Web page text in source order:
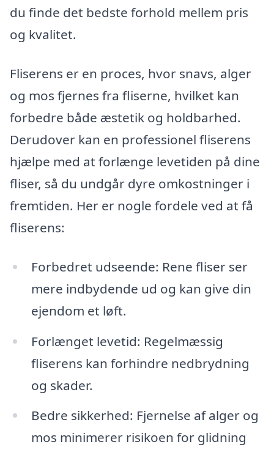
du finde det bedste forhold mellem pris
og kvalitet.
Fliserens er en proces, hvor snavs, alger
og mos fjernes fra fliserne, hvilket kan
forbedre både æstetik og holdbarhed.
Derudover kan en professionel fliserens
hjælpe med at forlænge levetiden på dine
fliser, så du undgår dyre omkostninger i
fremtiden. Her er nogle fordele ved at få
fliserens:
Forbedret udseende: Rene fliser ser
mere indbydende ud og kan give din
ejendom et løft.
Forlænget levetid: Regelmæssig
fliserens kan forhindre nedbrydning
og skader.
Bedre sikkerhed: Fjernelse af alger og
mos minimerer risikoen for glidning